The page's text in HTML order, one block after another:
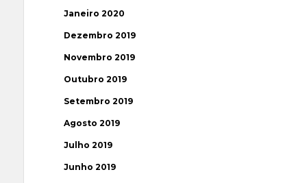
Janeiro 2020
Dezembro 2019
Novembro 2019
Outubro 2019
Setembro 2019
Agosto 2019
Julho 2019
Junho 2019